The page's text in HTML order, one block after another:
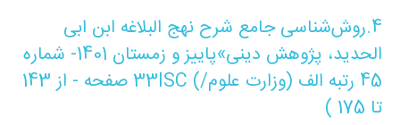
4. روش‌شناسی جامع شرح نهج البلاغه ابن ابی
الحدید
، پژوهش دینی»پاییز و زمستان 1401- شماره
45 رتبه الف (وزارت علوم/
ISC (
33
صفحه - از 143
تا 175 )